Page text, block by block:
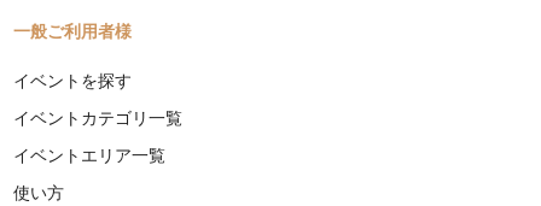
一般ご利用者様
イベントを探す
イベントカテゴリ一覧
イベントエリア一覧
使い方